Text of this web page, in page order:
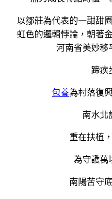
以鄒莊為代表的一甜甜
虹色的邏輯悖論，朝著
河南省美妙移
蹄疾
包養為村落復
南水北
重在扶植
為守護萬
南陽苦守